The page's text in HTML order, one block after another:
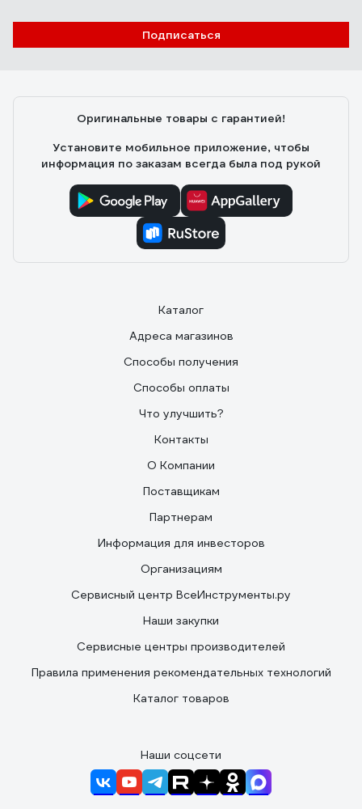
Подписаться
Оригинальные товары с гарантией!
Установите мобильное приложение, чтобы
информация по заказам всегда была под рукой
Каталог
Адреса магазинов
Способы получения
Способы оплаты
Что улучшить?
Контакты
О Компании
Поставщикам
Партнерам
Информация для инвесторов
Организациям
Сервисный центр ВсеИнструменты.ру
Наши закупки
Сервисные центры производителей
Правила применения рекомендательных технологий
Каталог товаров
Наши соцсети